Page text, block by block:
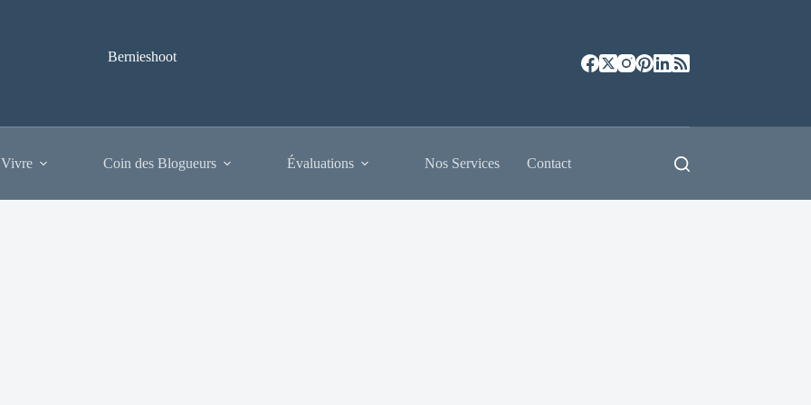
Bernieshoot
Coin des Blogueurs Évaluations Nos Services Contact